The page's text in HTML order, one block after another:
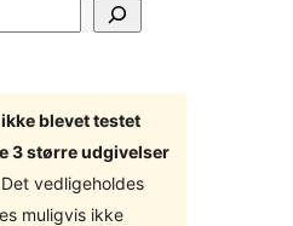
blevet testet
3 større udgivelser
vedligeholdes
muligvis ikke